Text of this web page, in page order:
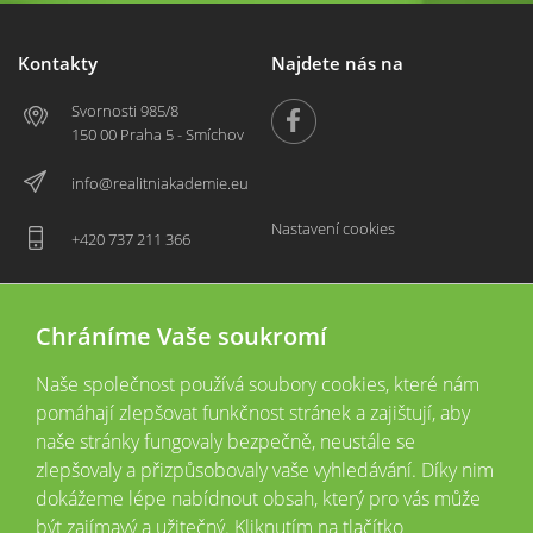
Kontakty
Svornosti 985/8
150 00 Praha 5 - Smíchov
info@realitniakademie.eu
+420 737 211 366
Najdete nás na
Nastavení cookies
2026 © CopyrightVšechna práva vyhrazena
Tyto webové stránky jsou provozovány společností Realitní akademie České
Chráníme Vaše soukromí
Naše společnost používá soubory cookies, které nám
pomáhají zlepšovat funkčnost stránek a zajištují, aby
naše stránky fungovaly bezpečně, neustále se
zlepšovaly a přizpůsobovaly vaše vyhledávání. Díky nim
dokážeme lépe nabídnout obsah, který pro vás může
být zajímavý a užitečný. Kliknutím na tlačítko